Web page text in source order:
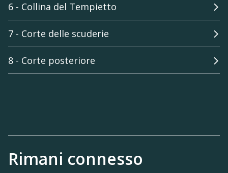
6 - Collina del Tempietto
7 - Corte delle scuderie
8 - Corte posteriore
Rimani connesso